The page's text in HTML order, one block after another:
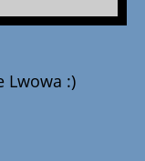
Lwowa :)